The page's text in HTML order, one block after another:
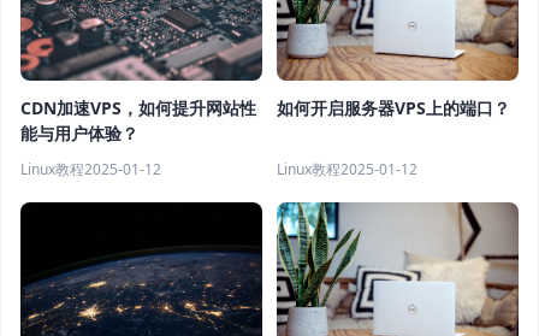
CDN加速VPS，如何提升网站性
能与用户体验？
Linux教程2025-01-12
如何开启服务器VPS上的端口？
Linux教程2025-01-12